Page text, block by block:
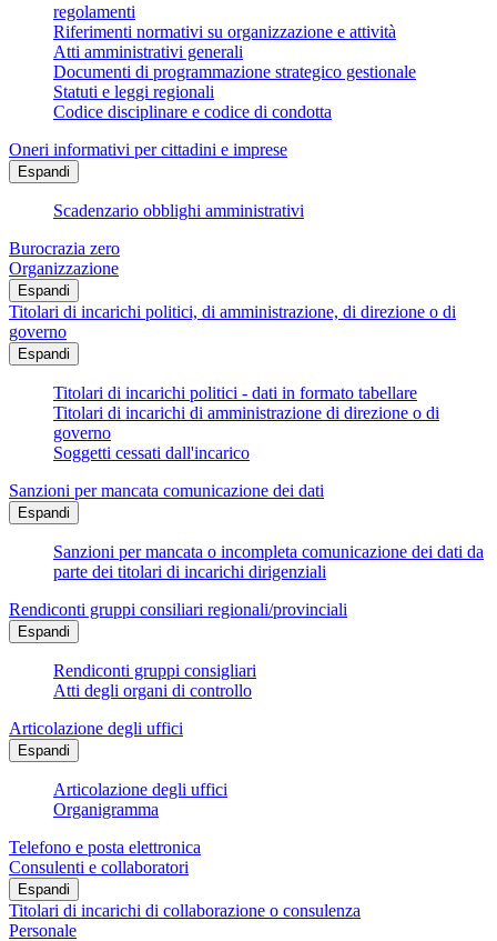
regolamenti
Riferimenti normativi su organizzazione e attività
Atti amministrativi generali
Documenti di programmazione strategico gestionale
Statuti e leggi regionali
Codice disciplinare e codice di condotta
Oneri informativi per cittadini e imprese
Espandi
Scadenzario obblighi amministrativi
Burocrazia zero
Organizzazione
Espandi
Titolari di incarichi politici, di amministrazione, di direzione o di
governo
Espandi
Titolari di incarichi politici - dati in formato tabellare
Titolari di incarichi di amministrazione di direzione o di
governo
Soggetti cessati dall'incarico
Sanzioni per mancata comunicazione dei dati
Espandi
Sanzioni per mancata o incompleta comunicazione dei dati da
parte dei titolari di incarichi dirigenziali
Rendiconti gruppi consiliari regionali/provinciali
Espandi
Rendiconti gruppi consigliari
Atti degli organi di controllo
Articolazione degli uffici
Espandi
Articolazione degli uffici
Organigramma
Telefono e posta elettronica
Consulenti e collaboratori
Espandi
Titolari di incarichi di collaborazione o consulenza
Personale